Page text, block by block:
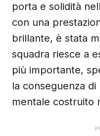
porta e solidità
con una
brillante, è stata
squadra riesce a
più importante,
la conseguenza
mentale costruito